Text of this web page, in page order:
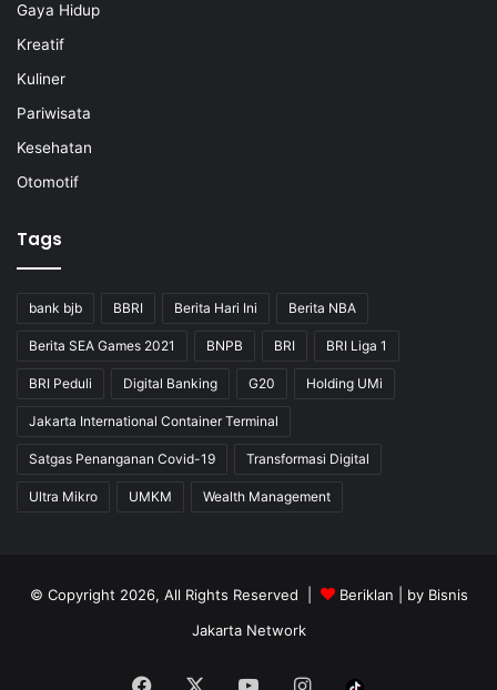
Gaya Hidup
Kreatif
Kuliner
Pariwisata
Kesehatan
Otomotif
Tags
bank bjb BBRI Berita Hari Ini Berita NBA
Berita SEA Games 2021 BNPB BRI BRI Liga 1
BRI Peduli Digital Banking G20 Holding UMi
Jakarta International Container Terminal
Satgas Penanganan Covid-19 Transformasi Digital
Ultra Mikro UMKM Wealth Management
© Copyright 2026, All Rights Reserved | Beriklan | by Bisnis
Jakarta Network
Facebook YouTubeInstagram